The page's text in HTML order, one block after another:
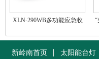
XLN-290WB多功能应急收
新岭南首页 太阳能台灯